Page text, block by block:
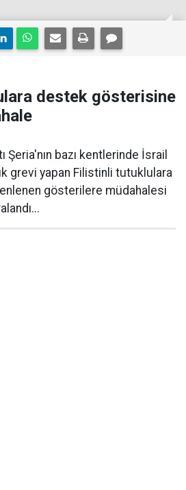
destek gösterisine
Şeria'nın bazı kentlerinde İsrail
grevi yapan Filistinli tutuklulara
gösterilere müdahalesi